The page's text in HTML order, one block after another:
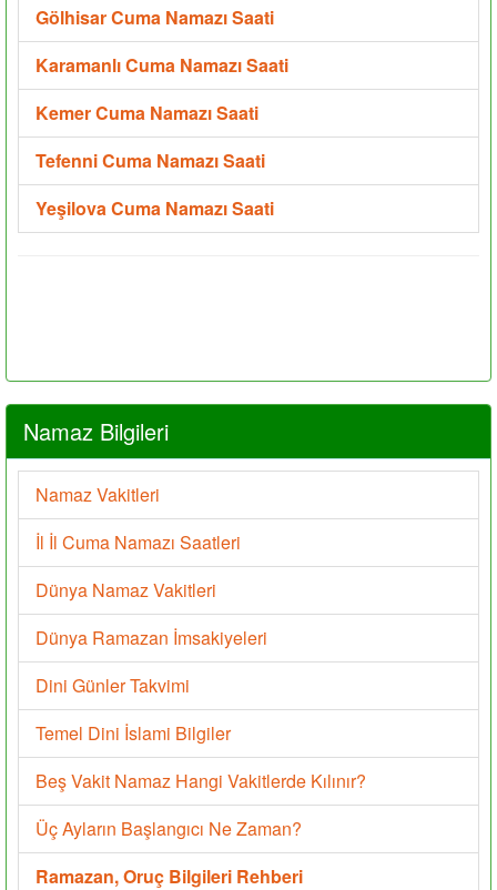
Gölhisar Cuma Namazı Saati
Karamanlı Cuma Namazı Saati
Kemer Cuma Namazı Saati
Tefenni Cuma Namazı Saati
Yeşilova Cuma Namazı Saati
Namaz Bilgileri
Namaz Vakitleri
İl İl Cuma Namazı Saatleri
Dünya Namaz Vakitleri
Dünya Ramazan İmsakiyeleri
Dini Günler Takvimi
Temel Dini İslami Bilgiler
Beş Vakit Namaz Hangi Vakitlerde Kılınır?
Üç Ayların Başlangıcı Ne Zaman?
Ramazan, Oruç Bilgileri Rehberi